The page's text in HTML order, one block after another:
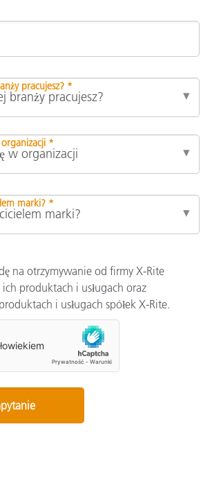
pracujesz? *
organizacji *
marki? *
na otrzymywanie od firmy X-Rite
produktach i usługach oraz
i usługach spółek X-Rite.